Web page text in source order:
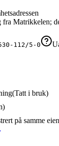
Matrikkelen;
112/5-0
(Tatt i bruk)
på samme